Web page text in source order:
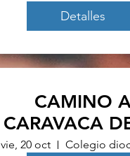
Detalles
CAMINO
CARAVACA
CRUZ
vie, 20 oct